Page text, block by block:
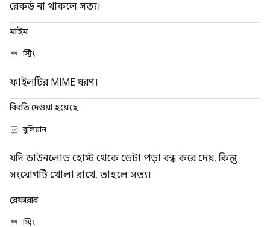
রেকর্ড না থাকলে সত্য।
মাইম
স্ট্রিং
ফাইলটির MIME ধরণ।
বিরতি দেওয়া হয়েছে
বুলিয়ান
যদি ডাউনলোড হোস্ট থেকে ডেটা পড়া বন্ধ করে দেয়, কিন্তু
সংযোগটি খোলা রাখে, তাহলে সত্য।
রেফারার
স্ট্রিং